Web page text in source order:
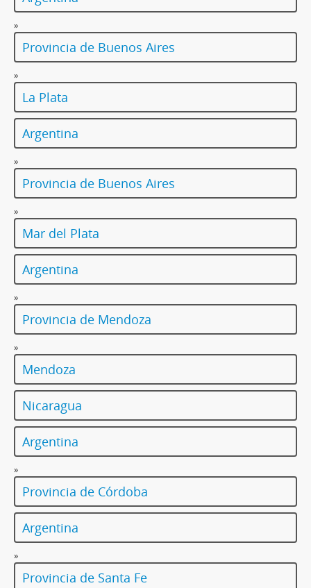
»
Provincia de Buenos Aires
»
La Plata
Argentina
»
Provincia de Buenos Aires
»
Mar del Plata
Argentina
»
Provincia de Mendoza
»
Mendoza
Nicaragua
Argentina
»
Provincia de Córdoba
Argentina
»
Provincia de Santa Fe